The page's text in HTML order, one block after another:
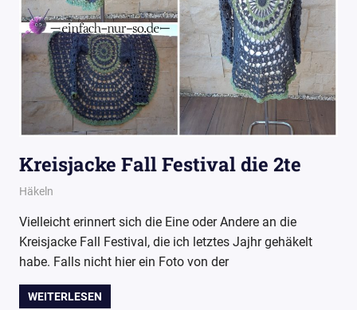
Kreisjacke Fall Festival die 2te
15. Juni 2017
Wollpoesie
Häkeln
Vielleicht erinnert sich die Eine oder Andere an die
Kreisjacke Fall Festival, die ich letztes Jajhr gehäkelt
habe. Falls nicht hier ein Foto von der
WEITERLESEN